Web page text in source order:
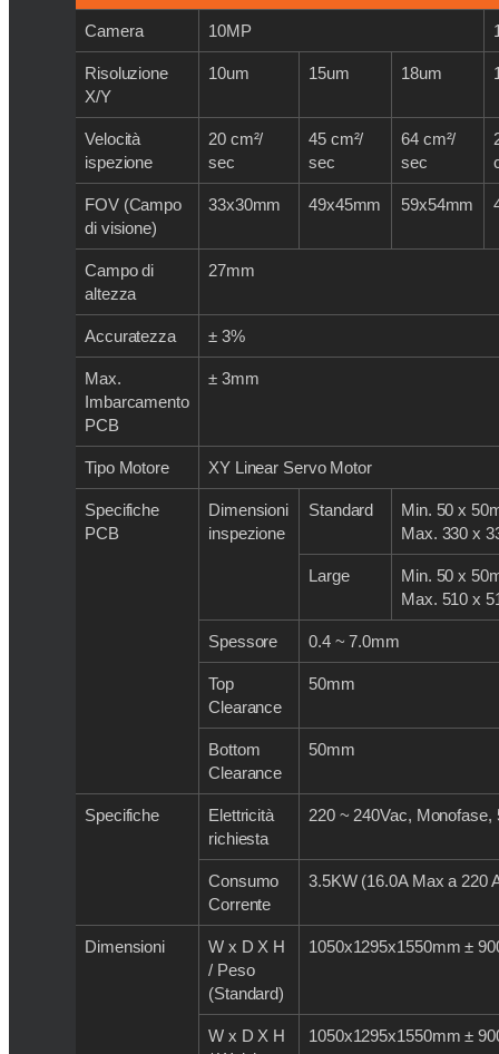
Camera 10MP
Risoluzione
X/Y
10um 15um 18um
Velocità
ispezione
20 cm²/
sec
45 cm²/
sec
64 cm²/
sec
FOV (Campo
di visione)
33x30mm 49x45mm 59x54mm
Campo di
altezza
27mm
Accuratezza ± 3%
Max.
Imbarcamento
PCB
± 3mm
Tipo Motore XY Linear Servo Motor
Specifiche
PCB
Dimensioni
inspezione
Standard
Min. 50 x
Max. 330 x
Large
Min. 50 x
Max. 510 x
Spessore 0.4 ~ 7.0mm
Top
Clearance
50mm
Bottom
Clearance
50mm
Specifiche
Elettricità
richiesta
220 ~ 240Vac, Monofase,
Consumo
Corrente
3.5KW (16.0A Max a 220
Dimensioni
W x D X H
/ Peso
(Standard)
1050x1295x1550mm ±
W x D X H
1050x1295x1550mm ±